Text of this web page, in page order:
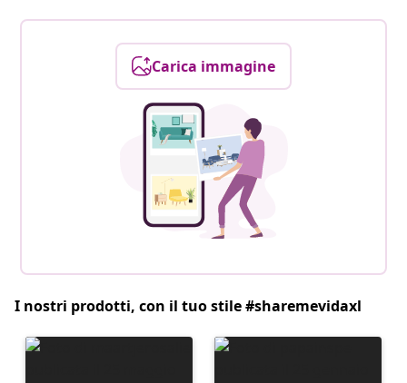
Carica immagine
I nostri prodotti, con il tuo stile #sharemevidaxl